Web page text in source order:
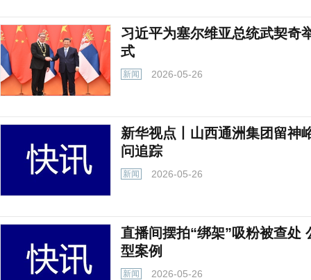
习近平为塞尔维亚总统武契奇
式
新闻 2026-05-26
新华视点丨山西通洲集团留神
问追踪
新闻 2026-05-26
直播间摆拍“绑架”吸粉被查处
型案例
新闻 2026-05-26